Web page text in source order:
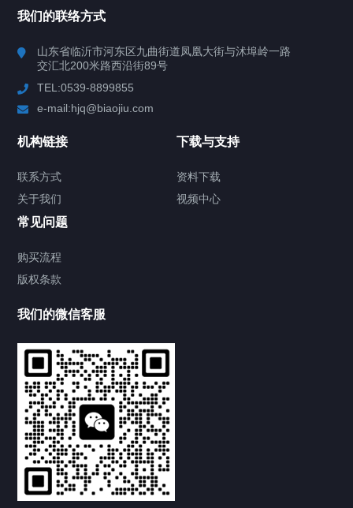
提交您的需求，免费获取产品资料
--亦可拨打我们的24小时服务咨询热线--
我们的联络方式
山东省临沂市河东区九曲街道凤凰大街与沭埠岭一路
交汇北200米路西沿街89号
TEL:0539-8899855
e-mail:hjq@biaojiu.com
机构链接
联系方式
关于我们
下载与支持
资料下载
视频中心
常见问题
购买流程
版权条款
我们的微信客服